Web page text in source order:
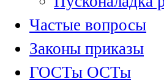
Частые вопросы
Законы приказы
ГОСТы ОСТы